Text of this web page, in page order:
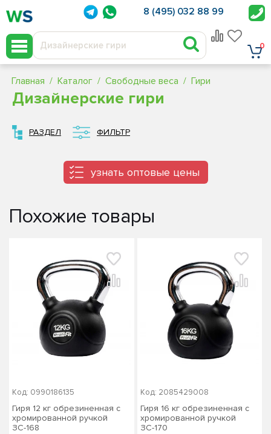
8 (495) 032 88 99
0
Главная Каталог Свободные веса Гири
Дизайнерские гири
РАЗДЕЛ ФИЛЬТР
узнать оптовые цены
Похожие товары
Код: 0990186135
Гиря 12 кг обрезиненная с
хромированной ручкой
ЗС-168
Код: 2085429008
Гиря 16 кг обрезиненная с
хромированной ручкой
ЗС-170